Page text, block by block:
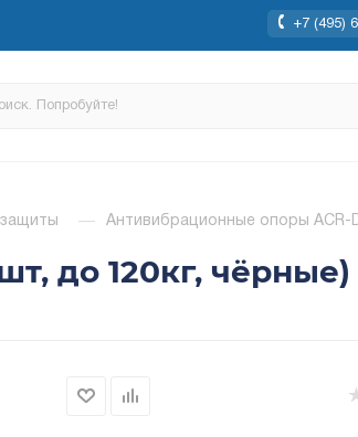
+7 (495)
— Антивибрационные опоры ACR-
до 120кг, чёрные)